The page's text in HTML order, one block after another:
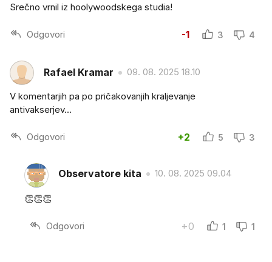
Srečno vrnil iz hoolywoodskega studia!
Odgovori -1 3 4
Rafael Kramar 09. 08. 2025 18.10
V komentarjih pa po pričakovanjih kraljevanje
antivakserjev...
Odgovori +2 5 3
Observatore kita 10. 08. 2025 09.04
👏👏👏
Odgovori +0 1 1